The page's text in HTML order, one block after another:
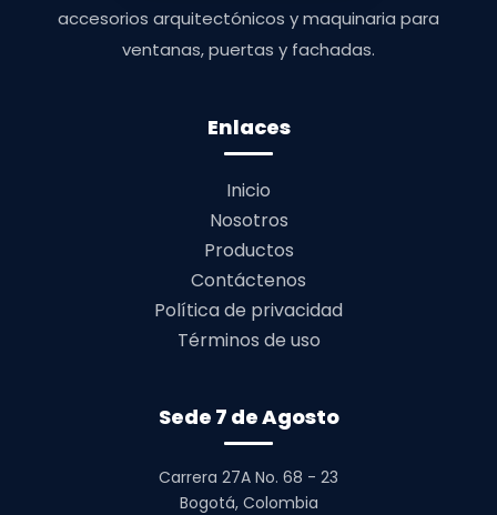
accesorios arquitectónicos y maquinaria para
ventanas, puertas y fachadas.
Enlaces
Inicio
Nosotros
Productos
Contáctenos
Política de privacidad
Términos de uso
Sede 7 de Agosto
Carrera 27A No. 68 - 23
Bogotá, Colombia